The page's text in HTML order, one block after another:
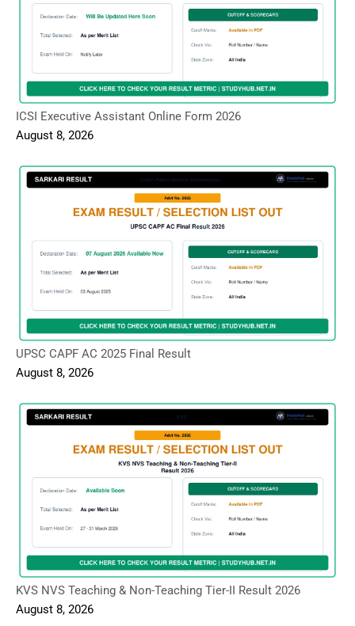
ICSI Executive Assistant Online Form 2026
August 8, 2026
UPSC CAPF AC 2025 Final Result
August 8, 2026
KVS NVS Teaching & Non-Teaching Tier-II Result 2026
August 8, 2026